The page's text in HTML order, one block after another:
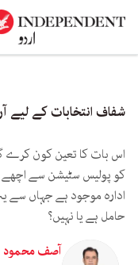
شفاف انتخابات کے لیے آرٹیکل 62 کا
اس بات کا تعین کون کرے گا
کو پولیس سٹیشن سے اچھے
ادارہ موجود ہے جہاں سے
حامل ہے یا نہیں؟
آصف محمود